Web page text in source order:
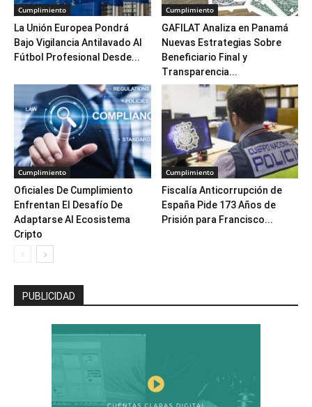
Cumplimiento
La Unión Europea Pondrá
Bajo Vigilancia Antilavado Al
Fútbol Profesional Desde...
Cumplimiento
GAFILAT Analiza en Panamá
Nuevas Estrategias Sobre
Beneficiario Final y
Transparencia...
Cumplimiento
Oficiales De Cumplimiento
Enfrentan El Desafío De
Adaptarse Al Ecosistema
Cripto
Cumplimiento
Fiscalía Anticorrupción de
España Pide 173 Años de
Prisión para Francisco...
PUBLICIDAD